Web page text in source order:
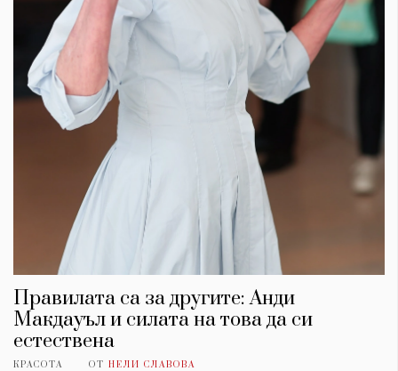
Правилата са за другите: Анди
Макдауъл и силата на това да си
естествена
КРАСОТА ОТ НЕЛИ СЛАВОВА